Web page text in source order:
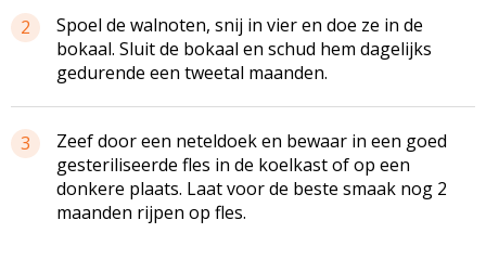
2
Spoel de walnoten, snij in vier en doe ze in de
bokaal. Sluit de bokaal en schud hem dagelijks
gedurende een tweetal maanden.
3
Zeef door een neteldoek en bewaar in een goed
gesteriliseerde fles in de koelkast of op een
donkere plaats. Laat voor de beste smaak nog 2
maanden rijpen op fles.